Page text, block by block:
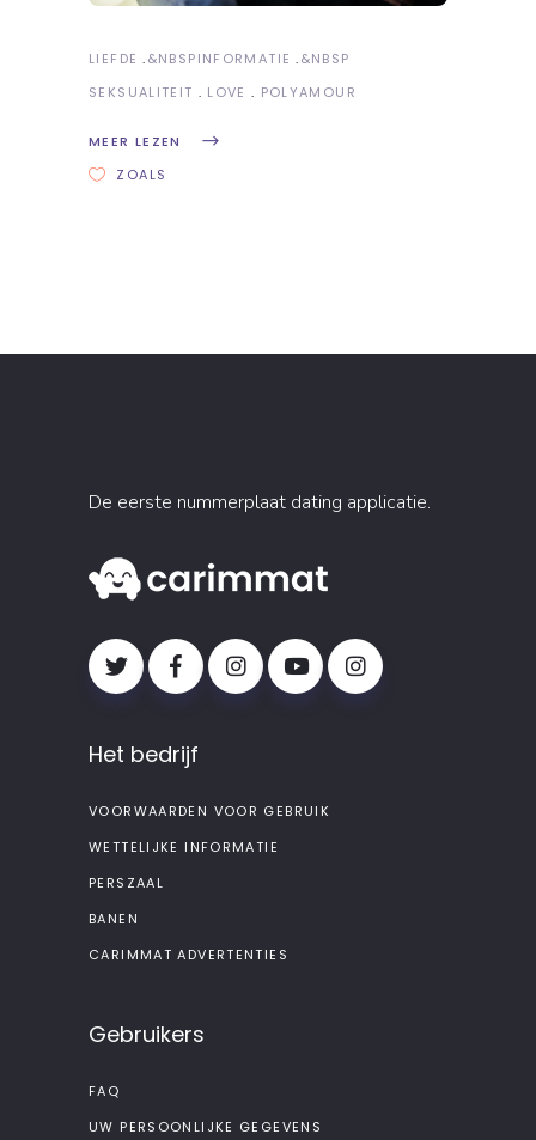
LIEFDE &NBSPINFORMATIE
&NBSP
SEKSUALITEIT
LOVE POLYAMOUR
MEER LEZEN
ZOALS
De eerste nummerplaat dating applicatie.
Het bedrijf
VOORWAARDEN VOOR GEBRUIK
WETTELIJKE INFORMATIE
PERSZAAL
BANEN
CARIMMAT ADVERTENTIES
Gebruikers
FAQ
UW PERSOONLIJKE GEGEVENS